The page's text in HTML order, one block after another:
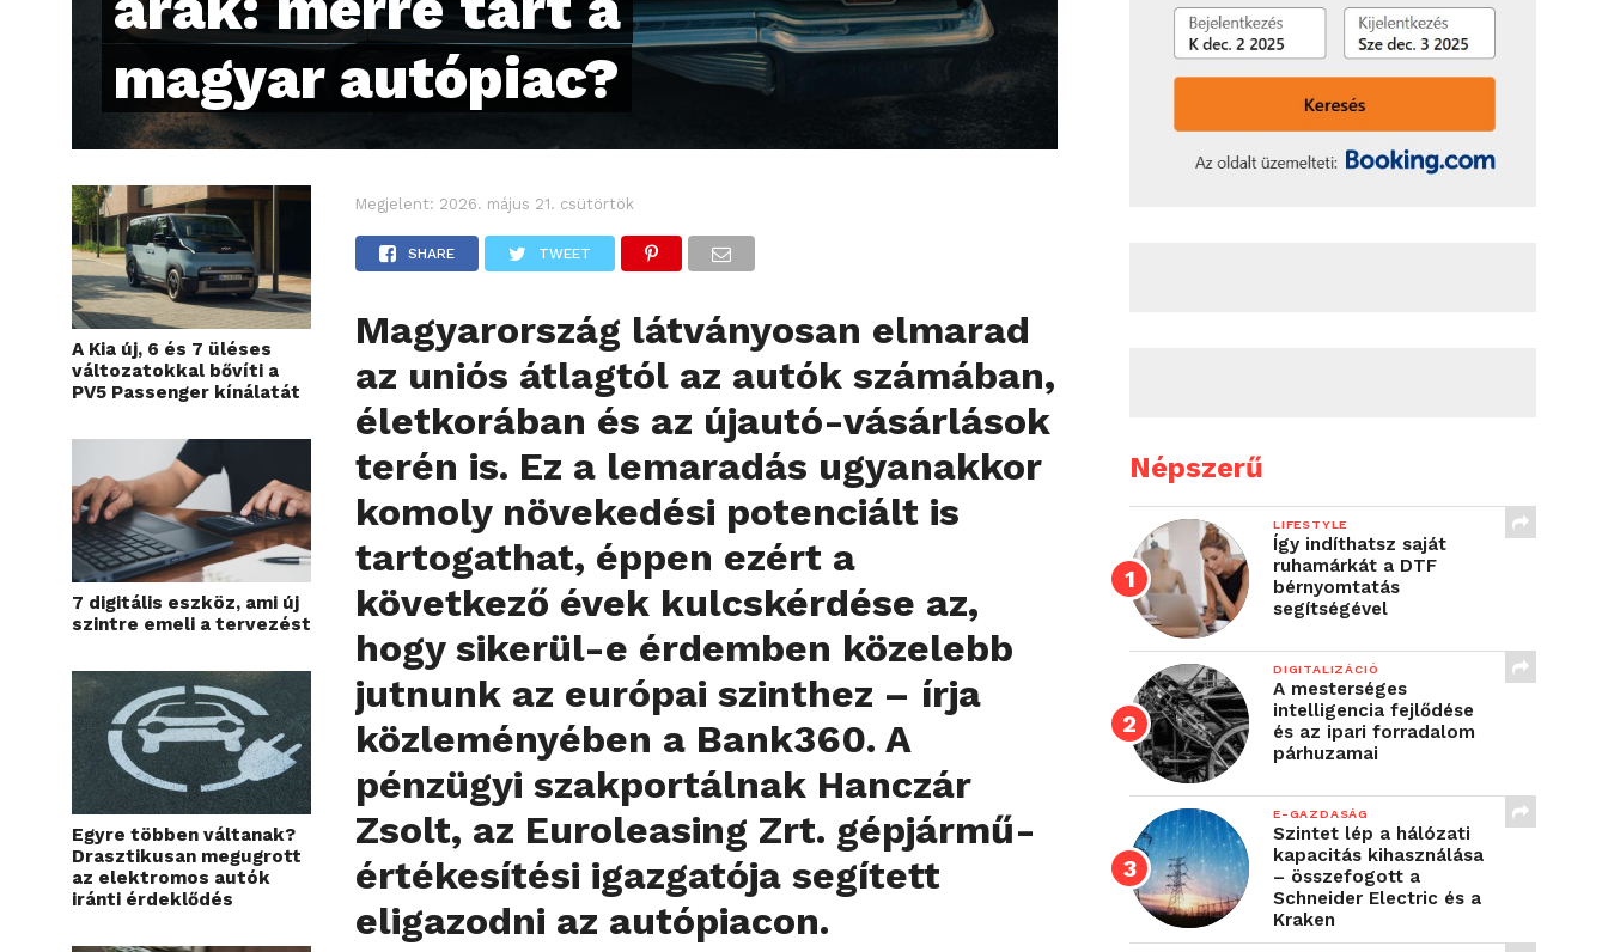
magyar autópiac?
A Kia új, 6 és 7 üléses
változatokkal bővíti a
PV5 Passenger kínálatát
7 digitális eszköz, ami új
szintre emeli a tervezést
Egyre többen váltanak?
Drasztikusan megugrott
az elektromos autók
iránti érdeklődés
Megjelent: 2026. május 21. csütörtök
SHARE TWEET
Magyarország látványosan elmarad
az uniós átlagtól az autók számában,
életkorában és az újautó-vásárlások
terén is. Ez a lemaradás ugyanakkor
komoly növekedési potenciált is
tartogathat, éppen ezért a
következő évek kulcskérdése az,
hogy sikerül-e érdemben közelebb
jutnunk az európai szinthez – írja
közleményében a Bank360. A
pénzügyi szakportálnak Hanczár
Zsolt, az Euroleasing Zrt. gépjármű-
értékesítési igazgatója segített
eligazodni az autópiacon.
Népszerű
LIFESTYLE
Így indíthatsz saját
ruhamárkát a DTF
bérnyomtatás
segítségével
DIGITALIZÁCIÓ
A mesterséges
intelligencia fejlődése
és az ipari forradalom
párhuzamai
E-GAZDASÁG
Szintet lép a hálózati
kapacitás kihasználása
– összefogott a
Schneider Electric és a
Kraken